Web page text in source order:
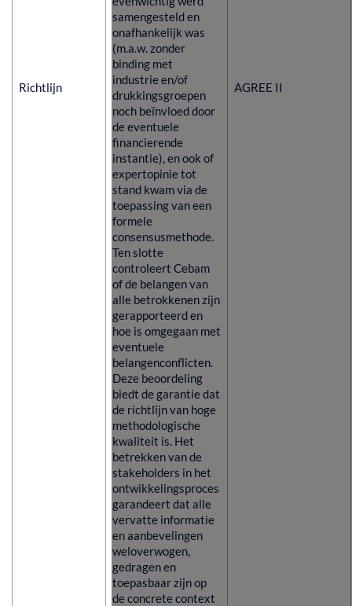
Richtlijn
samengesteld en
onafhankelijk was
(m.a.w. zonder
binding met
industrie en/of
drukkingsgroepen
noch beïnvloed door
de eventuele
financierende
instantie), en ook of
expertopinie tot
stand kwam via de
toepassing van een
formele
consensusmethode.
Ten slotte
controleert Cebam
of de belangen van
alle betrokkenen zijn
gerapporteerd en
hoe is omgegaan met
eventuele
belangenconflicten.
Deze beoordeling
biedt de garantie dat
de richtlijn van hoge
methodologische
kwaliteit is. Het
betrekken van de
stakeholders in het
ontwikkelingsproces
garandeert dat alle
vervatte informatie
en aanbevelingen
weloverwogen,
gedragen en
toepasbaar zijn op
de concrete context
AGREE II